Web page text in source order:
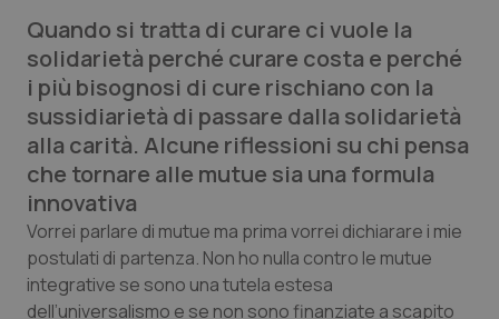
Scienza e Farmaci
Studi e Analisi
Lettere al direttore
Edizioni Regionali
QS Pro
Quando si tratta di curare ci vuole la
solidarietà perché curare costa e perché
i più bisognosi di cure rischiano con la
sussidiarietà di passare dalla solidarietà
alla carità. Alcune riflessioni su chi pensa
che tornare alle mutue sia una formula
innovativa
Vorrei parlare di mutue ma prima vorrei dichiarare i mie
postulati di partenza. Non ho nulla contro le mutue
integrative se sono una tutela estesa
dell’universalismo e se non sono finanziate a scapito